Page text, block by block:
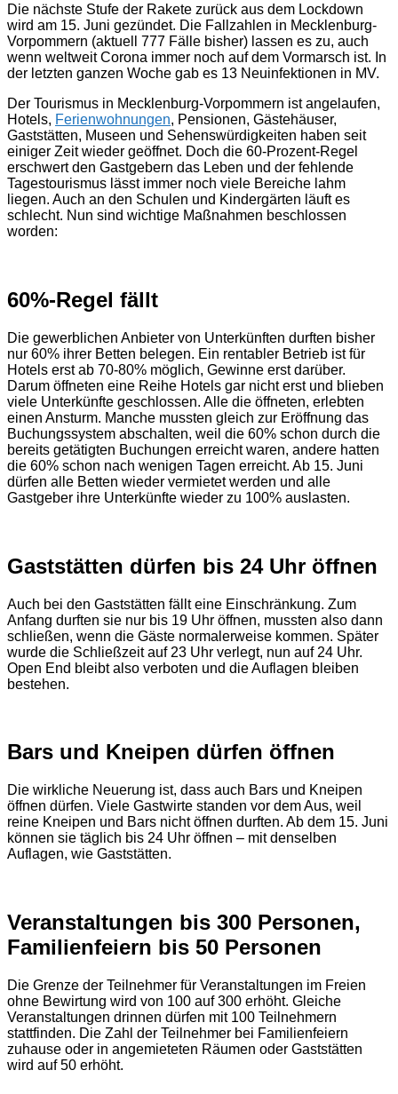
Die nächste Stufe der Rakete zurück aus dem Lockdown
wird am 15. Juni gezündet. Die Fallzahlen in Mecklenburg-
Vorpommern (aktuell 777 Fälle bisher) lassen es zu, auch
wenn weltweit Corona immer noch auf dem Vormarsch ist. In
der letzten ganzen Woche gab es 13 Neuinfektionen in MV.
Der Tourismus in Mecklenburg-Vorpommern ist angelaufen,
Hotels, Ferienwohnungen, Pensionen, Gästehäuser,
Gaststätten, Museen und Sehenswürdigkeiten haben seit
einiger Zeit wieder geöffnet. Doch die 60-Prozent-Regel
erschwert den Gastgebern das Leben und der fehlende
Tagestourismus lässt immer noch viele Bereiche lahm
liegen. Auch an den Schulen und Kindergärten läuft es
schlecht. Nun sind wichtige Maßnahmen beschlossen
worden:
60%-Regel fällt
Die gewerblichen Anbieter von Unterkünften durften bisher
nur 60% ihrer Betten belegen. Ein rentabler Betrieb ist für
Hotels erst ab 70-80% möglich, Gewinne erst darüber.
Darum öffneten eine Reihe Hotels gar nicht erst und blieben
viele Unterkünfte geschlossen. Alle die öffneten, erlebten
einen Ansturm. Manche mussten gleich zur Eröffnung das
Buchungssystem abschalten, weil die 60% schon durch die
bereits getätigten Buchungen erreicht waren, andere hatten
die 60% schon nach wenigen Tagen erreicht. Ab 15. Juni
dürfen alle Betten wieder vermietet werden und alle
Gastgeber ihre Unterkünfte wieder zu 100% auslasten.
Gaststätten dürfen bis 24 Uhr öffnen
Auch bei den Gaststätten fällt eine Einschränkung. Zum
Anfang durften sie nur bis 19 Uhr öffnen, mussten also dann
schließen, wenn die Gäste normalerweise kommen. Später
wurde die Schließzeit auf 23 Uhr verlegt, nun auf 24 Uhr.
Open End bleibt also verboten und die Auflagen bleiben
bestehen.
Bars und Kneipen dürfen öffnen
Die wirkliche Neuerung ist, dass auch Bars und Kneipen
öffnen dürfen. Viele Gastwirte standen vor dem Aus, weil
reine Kneipen und Bars nicht öffnen durften. Ab dem 15. Juni
können sie täglich bis 24 Uhr öffnen – mit denselben
Auflagen, wie Gaststätten.
Veranstaltungen bis 300 Personen,
Familienfeiern bis 50 Personen
Die Grenze der Teilnehmer für Veranstaltungen im Freien
ohne Bewirtung wird von 100 auf 300 erhöht. Gleiche
Veranstaltungen drinnen dürfen mit 100 Teilnehmern
stattfinden. Die Zahl der Teilnehmer bei Familienfeiern
zuhause oder in angemieteten Räumen oder Gaststätten
wird auf 50 erhöht.